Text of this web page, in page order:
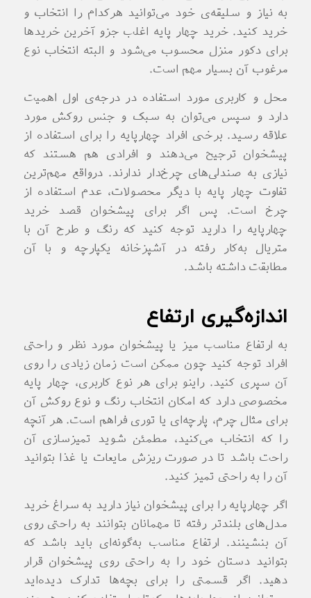
به نیاز و سلیقه‌ی خود می‌توانید هرکدام را انتخاب و
خرید کنید. خرید چهار پایه اغلب جزو آخرین خریدها
برای دکور منزل محسوب می‌شود و البته انتخاب نوع
مرغوب آن بسیار مهم است.
محل و کاربری مورد استفاده در درجه‌ی اول اهمیت
دارد و سپس می‌توان به سبک و جنس روکش مورد
علاقه رسید. برخی افراد چهارپایه را برای استفاده از
پیشخوان ترجیح می‌دهند و افرادی هم هستند که
نیازی به صندلی‌های چرخ‌دار ندارند. درواقع مهم‌ترین
تفاوت چهار پایه با دیگر محصولات، عدم استفاده از
چرخ است. پس اگر برای پیشخوان قصد خرید
چهارپایه را دارید توجه کنید که رنگ و طرح آن با
متریال به‌کار رفته در آشپزخانه یکپارچه و با آن
مطابقت داشته باشد.
اندازه‌گیری ارتفاع
به ارتفاع مناسب میز یا پیشخوان مورد نظر و راحتی
افراد توجه کنید چون ممکن است زمان زیادی را روی
آن سپری کنید. راینو برای هر نوع کاربری، چهار پایه
مخصوصی دارد که امکان انتخاب رنگ و نوع روکش آن
برای مثال چرم، پارچه‌ای یا توری فراهم است. هر آنچه
را که انتخاب می‌کنید، مطمئن شوید تمیزسازی آن
راحت باشد تا در صورت ریزش مایعات یا غذا بتوانید
آن را به راحتی تمیز کنید.
اگر چهارپایه را برای پیشخوان نیاز دارید به سراغ خرید
مدل‌های بلندتر رفته تا مهمانان بتوانند به راحتی روی
آن بنشینند. ارتفاع مناسب به‌گونه‌ای باید باشد که
بتوانید دستان خود را به راحتی روی پیشخوان قرار
دهید. اگر قسمتی را برای بچه‌ها تدارک دیده‌اید